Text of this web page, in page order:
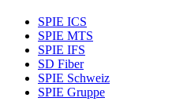
SPIE ICS
SPIE MTS
SPIE IFS
SD Fiber
SPIE Schweiz
SPIE Gruppe